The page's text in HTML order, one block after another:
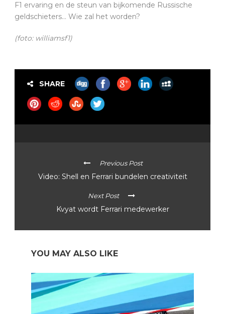
F1 ervaring en de steun van bijkomende Russische
geldschieters… Wie zal het worden?
(foto: williamsf1)
SHARE
Previous Post
Video: Shell en Ferrari bundelen creativiteit
Next Post
Kvyat wordt Ferrari medewerker
YOU MAY ALSO LIKE